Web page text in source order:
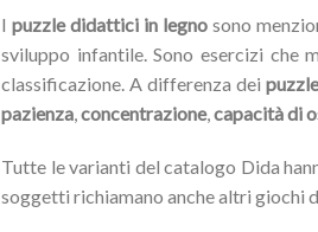
I puzzle didattici in legno sono
sviluppo infantile. Sono esercizi che
classificazione. A differenza dei
pazienza concentrazione, capacità di
Tutte le varianti del catalogo Dida
soggetti richiamano anche altri giochi